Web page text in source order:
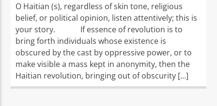
O Haitian (s), regardless of skin tone, religious
belief, or political opinion, listen attentively; this is
your story. If essence of revolution is to
bring forth individuals whose existence is
obscured by the cast by oppressive power, or to
make visible a mass kept in anonymity, then the
Haitian revolution, bringing out of obscurity […]